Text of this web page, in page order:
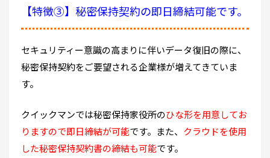
【特徴③】秘密保持契約の即日締結可能です。
セキュリティー意識の高まりに伴いデータ復旧の際に、
秘密保持契約をご要望される企業様が増えてきていま
す。
クイックマンでは秘密保持家役所のひな形を用意してお
りますので即日締結が可能です。また、 クラウドを使用
した秘密保持契約書の締結も可能です。